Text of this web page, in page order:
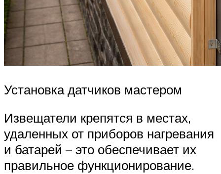
Установка датчиков мастером
Извещатели крепятся в местах,
удаленных от приборов нагревания
и батарей – это обеспечивает их
правильное функционирование.